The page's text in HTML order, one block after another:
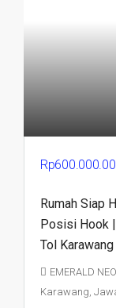
Rumah Siap
Posisi Hook
Tol Karawang
EMERALD
Karawang,